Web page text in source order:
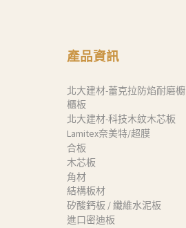
產品資訊
北大建材-蕾克拉防焰耐磨櫥
櫃板
北大建材-科技木紋木芯板
Lamitex奈美特/超膜
合板
木芯板
角材
結構板材
矽酸鈣板 / 纖維水泥板
進口密迪板